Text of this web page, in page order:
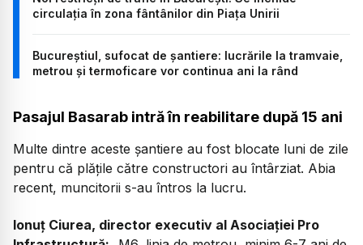
circulația în zona fântânilor din Piața Unirii
Bucureștiul, sufocat de șantiere: lucrările la tramvaie,
metrou și termoficare vor continua ani la rând
Pasajul Basarab intră în reabilitare după 15 ani
Multe dintre aceste șantiere au fost blocate luni de zile
pentru că plățile către constructori au întârziat. Abia
recent, muncitorii s-au întros la lucru.
Ionuț Ciurea, director executiv al Asociației Pro